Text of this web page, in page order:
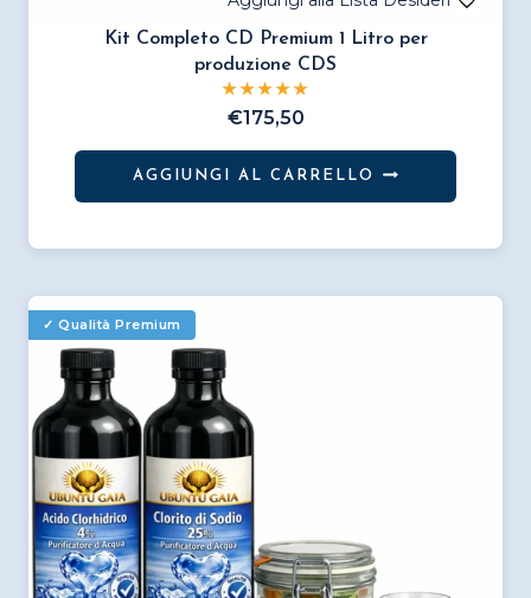
Kit Completo CD Premium 1 Litro per
produzione CDS
€175,50
AGGIUNGI AL CARRELLO